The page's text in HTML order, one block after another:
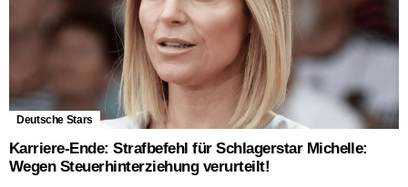
Deutsche Stars
Karriere-Ende: Strafbefehl für Schlagerstar Michelle:
Wegen Steuerhinterziehung verurteilt!